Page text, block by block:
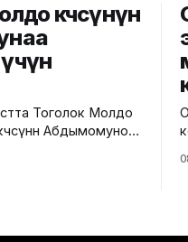
көчөсүнүн
Тоголок Молдо
Абдымомунов
Калаа
кесилиши